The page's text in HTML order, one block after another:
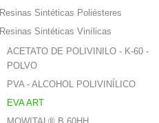
Resinas Sintéticas Poliésteres
Resinas Sintéticas Vinílicas
ACETATO DE POLIVINILO - K-60 -
POLVO
PVA - ALCOHOL POLIVINÍLICO
EVA ART